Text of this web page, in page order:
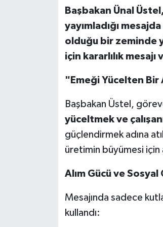
Başbakan Ünal
yayımladığı
olduğu bir zeminde
için kararlılık mesajı
"Emeği Yücelten Bir
Başbakan Üstel,
yüceltmek ve
güçlendirmek adına
üretimin büyümesi için
Alım Gücü ve
Mesajında sadece
kullandı: